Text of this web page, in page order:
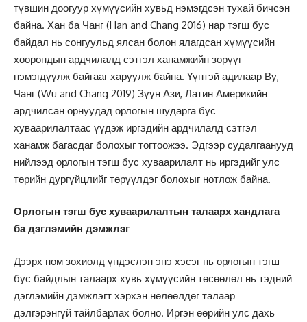
түвшин доогуур хүмүүсийн хувьд нэмэгдсэн тухай бичсэн
байна. Хан ба Чанг (Han and Chang 2016) нар тэгш бус
байдал нь сонгуульд ялсан болон ялагдсан хүмүүсийн
хоорондын ардчилалд сэтгэл ханамжийн зөрүүг
нэмэгдүүлж байгааг харуулж байна. Үүнтэй адилаар Ву,
Чанг (Wu and Chang 2019) Зүүн Ази, Латин Америкийн
ардчилсан орнуудад орлогын шударга бус
хуваарилалтаас үүдэж иргэдийн ардчилалд сэтгэл
ханамж багасдаг болохыг тогтоожээ. Эдгээр судалгаанууд
нийлээд орлогын тэгш бус хуваарилалт нь иргэдийг улс
төрийн дургүйцлийг төрүүлдэг болохыг нотлож байна.
Орлогын тэгш бус хуваарилалтын талаарх хандлага
ба дэглэмийн дэмжлэг
Дээрх ном зохиолд үндэслэн энэ хэсэг нь орлогын тэгш
бус байдлын талаарх хувь хүмүүсийн төсөөлөл нь тэдний
дэглэмийн дэмжлэгт хэрхэн нөлөөлдөг талаар
дэлгэрэнгүй тайлбарлах болно. Иргэн өөрийн улс дахь